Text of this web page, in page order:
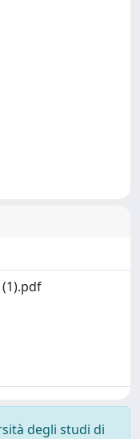
degli studi di